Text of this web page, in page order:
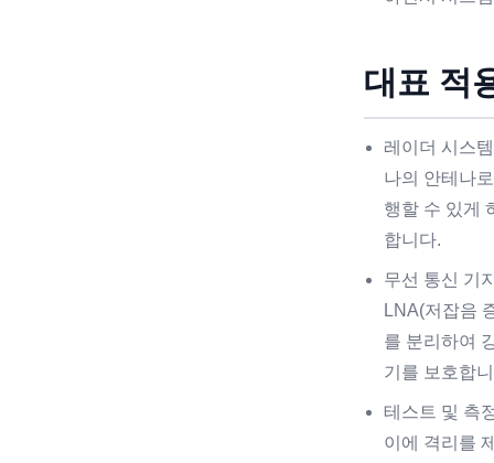
대표 적
레이더 시스
나의 안테나
행할 수 있게
합니다.
무선 통신 기
LNA(저잡음
를 분리하여
기를 보호합
테스트 및 측
이에 격리를